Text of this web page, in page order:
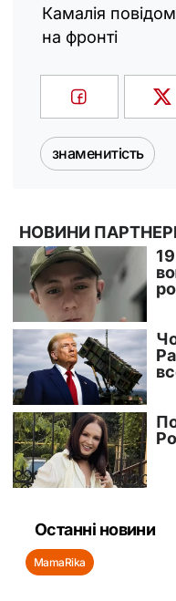
Камалія
на фронті
знаменитість
Останні новини
MamaRika